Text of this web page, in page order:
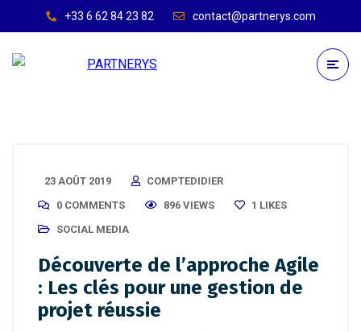
+33 6 62 84 23 82 contact@partnerys.com
23 AOÛT 2019
COMPTEDIDIER
0 COMMENTS
896 VIEWS 1 LIKES
SOCIAL MEDIA
Découverte de l’approche Agile
: Les clés pour une gestion de
projet réussie